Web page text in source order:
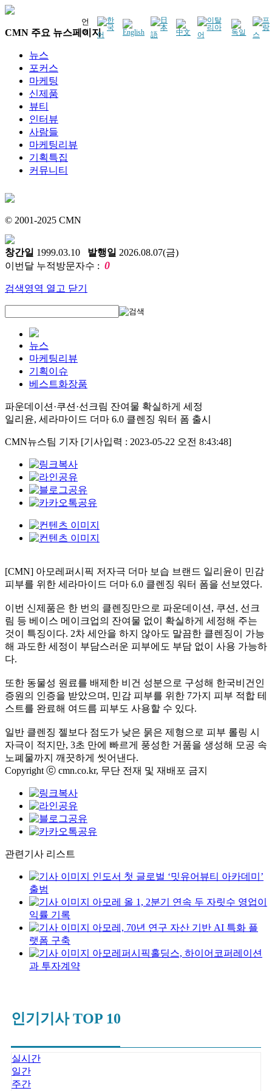
언
어
CMN 주요 뉴스페이지
뉴스
포커스
마케팅
신제품
뷰티
인터뷰
사람들
마케팅리뷰
기획특집
커뮤니티
© 2001-2025 CMN
창간일 1999.03.10 발행일 2026.08.07(금)
이번달 누적방문자수 : 0
검색영역 열고 닫기
뉴스
마케팅리뷰
기획이슈
베스트화장품
파운데이션·쿠션·선크림 잔여물 확실하게 세정
일리윤, 세라마이드 더마 6.0 클렌징 워터 폼 출시
CMN뉴스팀 기자 [기사입력 : 2023-05-22 오전 8:43:48]
[CMN] 아모레퍼시픽 저자극 더마 보습 브랜드 일리윤이 민감
피부를 위한 세라마이드 더마 6.0 클렌징 워터 폼을 선보였다.
이번 신제품은 한 번의 클렌징만으로 파운데이션 , 쿠션 , 선크
림 등 베이스 메이크업의 잔여물 없이 확실하게 세정해 주는
것이 특징이다. 2차 세안을 하지 않아도 말끔한 클렌징이 가능
해 과도한 세정이 부담스러운 피부에도 부담 없이 사용 가능하
다.
또한 동물성 원료를 배제한 비건 성분으로 구성해 한국비건인
증원의 인증을 받았으며 , 민감 피부를 위한 7가지 피부 적합 테
스트를 완료해 여드름 피부도 사용할 수 있다.
일반 클렌징 젤보다 점도가 낮은 묽은 제형으로 피부 롤링 시
자극이 적지만, 3초 만에 빠르게 풍성한 거품을 생성해 모공 속
노폐물까지 깨끗하게 씻어낸다.
Copyright ⓒ cmn.co.kr, 무단 전재 및 재배포 금지
관련기사 리스트
인도서 첫 글로벌 ‘밋유어뷰티 아카데미’
출범
아모레 올 1, 2분기 연속 두 자릿수 영업이
익률 기록
아모레, 70년 연구 자산 기반 AI 특화 플
랫폼 구축
아모레퍼시픽홀딩스, 하이어코퍼레이션
과 투자계약
인기기사 TOP 10
실시간
일간
주간